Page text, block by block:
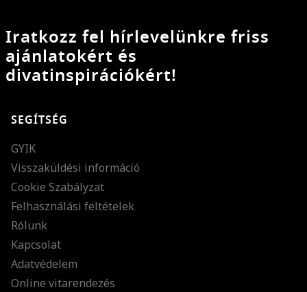
Iratkozz fel hírlevelünkre friss
ajánlatokért és
divatinspirációkért!
SEGÍTSÉG
GYIK
Visszaküldési információ
Cookie Szabályzat
Felhasználási feltételek
Rólunk
Kapcsolat
Adatvédelem
Online vitarendezés